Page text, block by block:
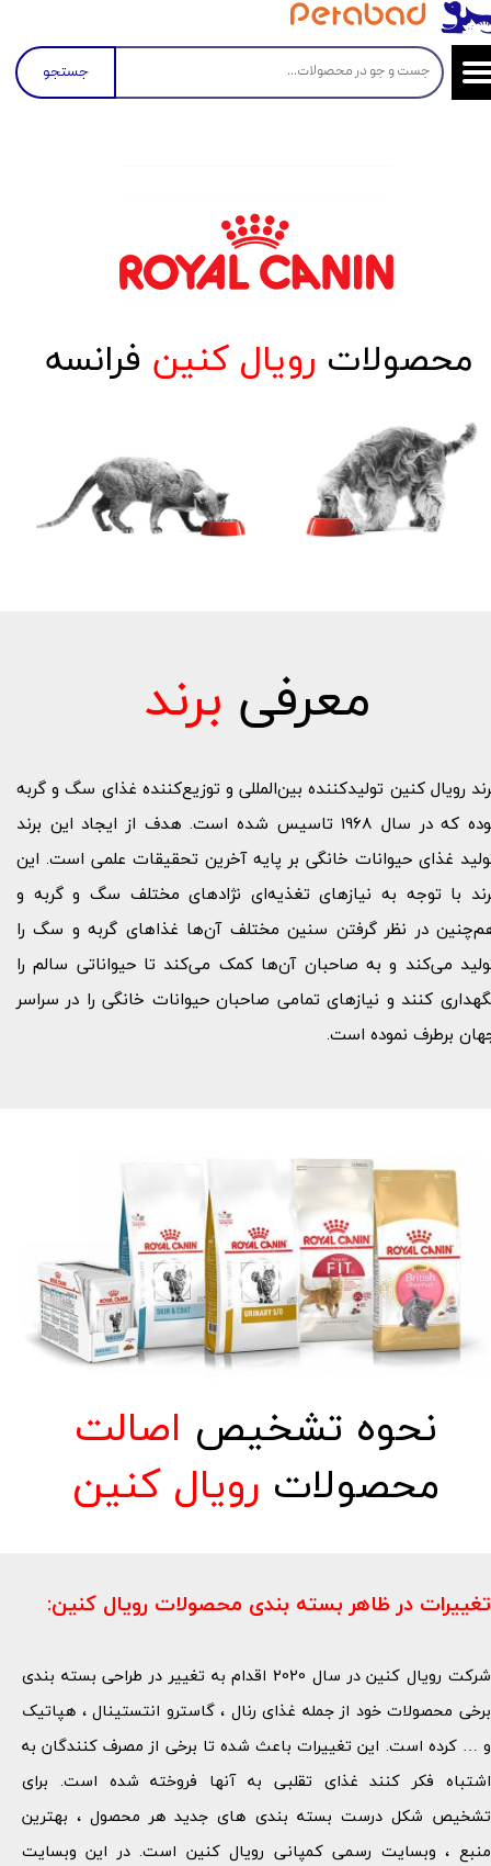
جستجو
محصولات رویال کنین فرانسه
رویال کنین تولید‌کننده بین‌المللی و توزیع‌کننده غذای سگ و گربه
بوده که در سال 1968 تاسیس شده است. هدف از ایجاد این برند
غذای حیوانات خانگی بر پایه آخرین تحقیقات علمی است. این
با توجه به نیازهای تغذیه‌ای نژادهای مختلف سگ و گربه و
در نظر گرفتن سنین مختلف آن‌ها غذاهای گربه و سگ را
می‌کند و به صاحبان آن‌ها کمک می‌کند تا حیواناتی سالم را
کنند و نیازهای تمامی صاحبان حیوانات خانگی را در سراسر
برطرف نموده است.
معرفی برند
نحوه تشخیص اصالت
محصولات رویال کنین
تغییرات در ظاهر بسته بندی محصولات رویال کنین:​​​​​​​
شرکت رویال کنین در سال 2020 اقدام به تغییر در طراحی بسته بندی
برخی محصولات خود از جمله غذای رنال ، گاسترو انتستینال ، هپاتیک
و … کرده است. این تغییرات باعث شده تا برخی از مصرف کنندگان به
اشتباه فکر کنند غذای تقلبی به آنها فروخته شده است. برای
تشخیص شکل درست بسته بندی های جدید هر محصول ، بهترین
منبع ، وبسایت رسمی کمپانی رویال کنین است. در این وبسایت